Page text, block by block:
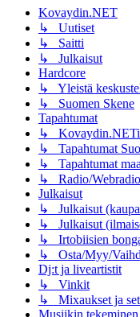
Kovaydin.NET
↳ Uutiset
↳ Saitti
↳ Julkaisut
Hardcore
↳ Yleistä
↳ Suomen Skene
Tapahtumat
↳
↳ Tapahtumat
↳ Tapahtumat
↳ Radio/
Julkaisut
↳ Julkaisut
↳ Julkaisut
↳ Irtobiisien
↳ Osta/Myy/
Dj:t ja liveartistit
↳ Vinkit
↳ Mixaukset ja
Musiikin tekeminen